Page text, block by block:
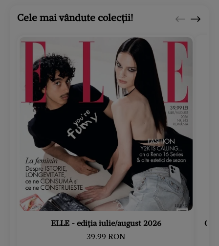
Cele mai vândute colecții!
ELLE - ediția iulie/august 2026
39.99 RON